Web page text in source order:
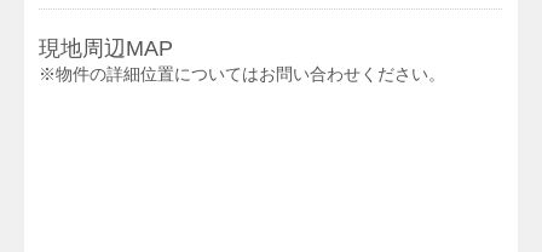
現地周辺MAP
※物件の詳細位置についてはお問い合わせください。